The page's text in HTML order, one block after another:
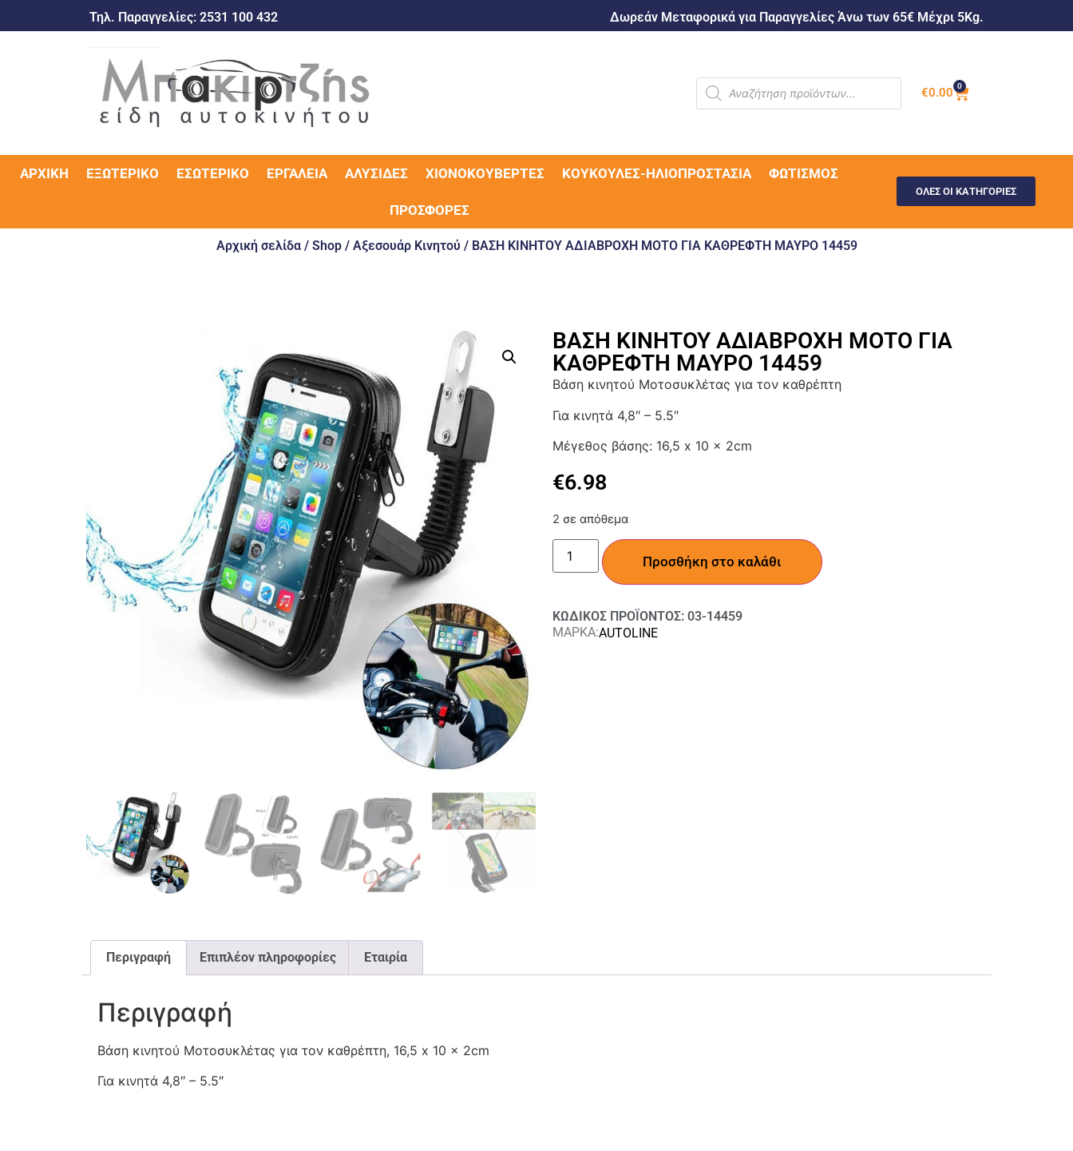
Τηλ. Παραγγελίες: 2531 100 432 Δωρεάν Μεταφορικά για Παραγγελίες Άνω των 65€ Μέχρι 5Kg.
€0.00 0
ΑΡΧΙΚΉ ΕΞΩΤΕΡΙΚΌ ΕΣΩΤΕΡΙΚΌ ΕΡΓΑΛΕΊΑ ΑΛΥΣΊΔΕΣ ΧΙΟΝΟΚΟΥΒΈΡΤΕΣ ΚΟΥΚΟΎΛΕΣ-ΗΛΙΟΠΡΟΣΤΑΣΊΑ ΦΩΤΙΣΜΌΣ
ΠΡΟΣΦΟΡΈΣ
ΟΛΕΣ ΟΙ ΚΑΤΗΓΟΡΙΕΣ
Αρχική σελίδα/ Shop/ Αξεσουάρ Κινητού / ΒΑΣΗ ΚΙΝΗΤΟΥ ΑΔΙΑΒΡΟΧΗ ΜΟΤΟ ΓΙΑ ΚΑΘΡΕΦΤΗ ΜΑΥΡΟ 14459
ΒΑΣΗ ΚΙΝΗΤΟΥ ΑΔΙΑΒΡΟΧΗ ΜΟΤΟ ΓΙΑ
ΚΑΘΡΕΦΤΗ ΜΑΥΡΟ 14459
Βάση κινητού Μοτοσυκλέτας για τον καθρέπτη
Για κινητά 4,8″ – 5.5″
Μέγεθος βάσης: 16,5 x 10 x 2cm
€6.98
2 σε απόθεμα
Προσθήκη στο καλάθι
ΚΩΔΙΚΟΣ ΠΡΟΪΟΝΤΟΣ: 03-14459
ΜΑΡΚΑ:AUTOLINE
Περιγραφή Επιπλέον πληροφορίες Εταιρία
Περιγραφή
Βάση κινητού Μοτοσυκλέτας για τον καθρέπτη, 16,5 x 10 x 2cm
Για κινητά 4,8″ – 5.5″